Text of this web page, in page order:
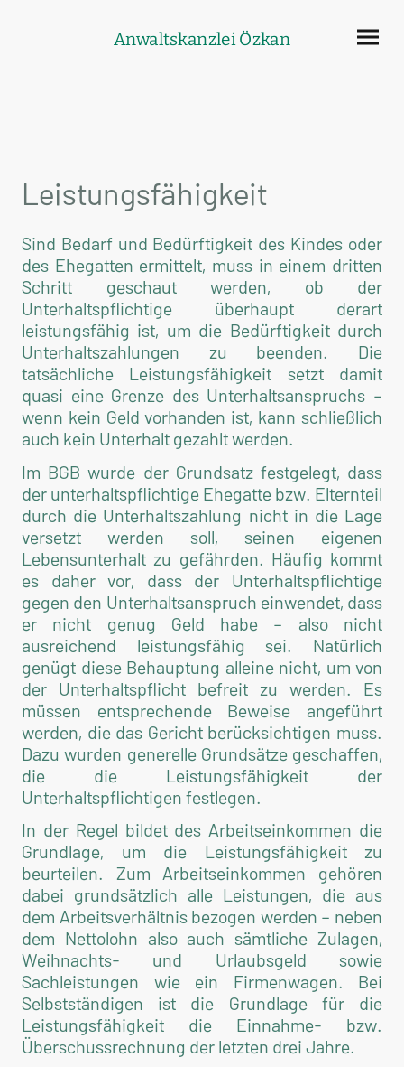
Anwaltskanzlei Özkan
Leistungsfähigkeit
Sind Bedarf und Bedürftigkeit des Kindes oder
des Ehegatten ermittelt, muss in einem dritten
Schritt geschaut werden, ob der
Unterhaltspflichtige überhaupt derart
leistungsfähig ist, um die Bedürftigkeit durch
Unterhaltszahlungen zu beenden. Die
tatsächliche Leistungsfähigkeit setzt damit
quasi eine Grenze des Unterhaltsanspruchs –
wenn kein Geld vorhanden ist, kann schließlich
auch kein Unterhalt gezahlt werden.
Im BGB wurde der Grundsatz festgelegt, dass
der unterhaltspflichtige Ehegatte bzw. Elternteil
durch die Unterhaltszahlung nicht in die Lage
versetzt werden soll, seinen eigenen
Lebensunterhalt zu gefährden. Häufig kommt
es daher vor, dass der Unterhaltspflichtige
gegen den Unterhaltsanspruch einwendet, dass
er nicht genug Geld habe – also nicht
ausreichend leistungsfähig sei. Natürlich
genügt diese Behauptung alleine nicht, um von
der Unterhaltspflicht befreit zu werden. Es
müssen entsprechende Beweise angeführt
werden, die das Gericht berücksichtigen muss.
Dazu wurden generelle Grundsätze geschaffen,
die die Leistungsfähigkeit der
Unterhaltspflichtigen festlegen.
In der Regel bildet des Arbeitseinkommen die
Grundlage, um die Leistungsfähigkeit zu
beurteilen. Zum Arbeitseinkommen gehören
dabei grundsätzlich alle Leistungen, die aus
dem Arbeitsverhältnis bezogen werden – neben
dem Nettolohn also auch sämtliche Zulagen,
Weihnachts- und Urlaubsgeld sowie
Sachleistungen wie ein Firmenwagen. Bei
Selbstständigen ist die Grundlage für die
Leistungsfähigkeit die Einnahme- bzw.
Überschussrechnung der letzten drei Jahre.